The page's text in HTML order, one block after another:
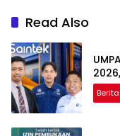
Read Also
Berita